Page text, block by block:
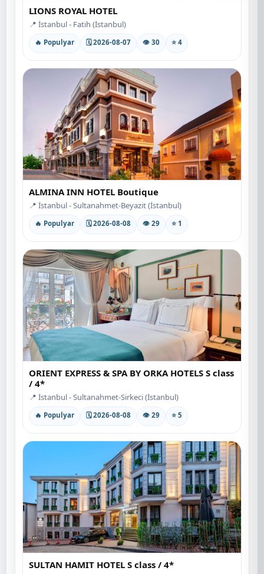
LIONS ROYAL HOTEL
📍 İstanbul - Fatih (İstanbul)
🔥 Populyar 🗓 2026-08-07 👁 30 ⭐ 4
ALMINA INN HOTEL Boutique
📍 İstanbul - Sultanahmet-Beyazit (İstanbul)
🔥 Populyar 🗓 2026-08-08 👁 29 ⭐ 1
ORIENT EXPRESS & SPA BY ORKA HOTELS S class
/ 4*
📍 İstanbul - Sultanahmet-Sirkeci (İstanbul)
🔥 Populyar 🗓 2026-08-08 👁 29 ⭐ 5
SULTAN HAMIT HOTEL S class / 4*